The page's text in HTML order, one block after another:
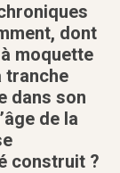
dont
moquette
tranche
dans son
de la
construit ?